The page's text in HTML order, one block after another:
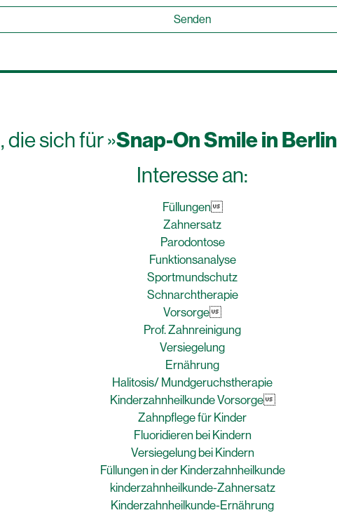
die sich für »Snap-On Smile in Berlin
Interesse an:
Füllungen
Zahnersatz
Parodontose
Funktionsanalyse
Sportmundschutz
Schnarchtherapie
Vorsorge
Prof. Zahnreinigung
Versiegelung
Ernährung
Halitosis/ Mundgeruchstherapie
Kinderzahnheilkunde Vorsorge
Zahnpflege für Kinder
Fluoridieren bei Kindern
Versiegelung bei Kindern
Füllungen in der Kinderzahnheilkunde
kinderzahnheilkunde-Zahnersatz
Kinderzahnheilkunde-Ernährung